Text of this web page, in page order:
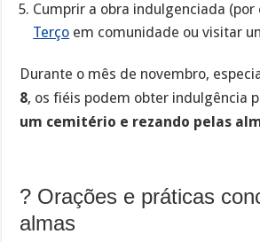
Cumprir a obra indulgenciada (por
Terço em comunidade ou visitar
Durante o mês de novembro,
8, os fiéis podem obter indulgência
um cemitério e rezando pelas
? Orações e práticas
almas